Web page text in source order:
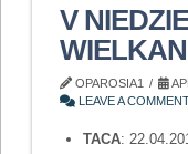
V
OPAROSIA1
LEAVE A
TACA: